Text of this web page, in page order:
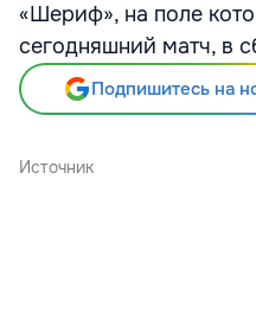
«Шериф», на поле
сегодняшний матч, в
Подпишитесь на
Источник